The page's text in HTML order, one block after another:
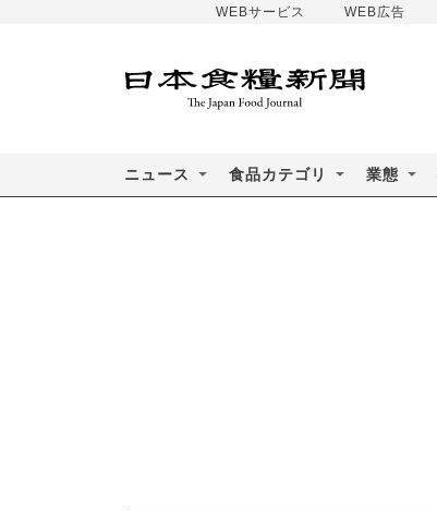
WEBサービス WEB広告
ニュース 食品カテゴリ 業態